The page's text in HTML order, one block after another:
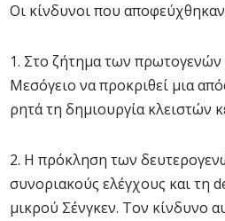
Οι κίνδυνοι που
1. Στο ζήτημα των
Μεσόγειο να προκριθεί μια
ρητά τη δημιουργία κλειστών
2. Η πρόκληση των
συνοριακούς ελέγχους και τη
μικρού Σένγκεν. Τον κίνδυνο